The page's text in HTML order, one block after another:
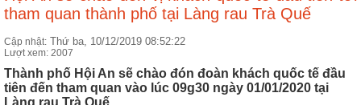
tham quan thành phố tại Làng rau Trà Quế
Cập nhật: Thứ ba, 10/12/2019 08:52:22
Lượt xem: 2007
Thành phố Hội An sẽ chào đón đoàn khách quốc tế đầu
tiên đến tham quan vào lúc 09g30 ngày 01/01/2020 tại
Làng rau Trà Quế.